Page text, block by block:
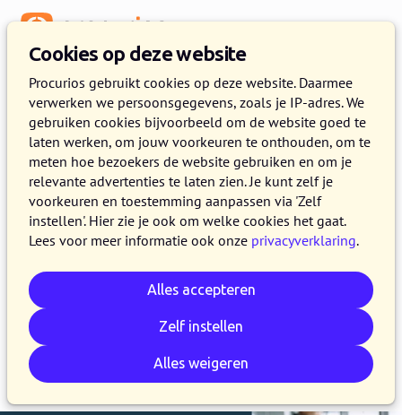
Cookies op deze website
Procurios gebruikt cookies op deze website. Daarmee
verwerken we persoonsgegevens, zoals je IP-adres. We
gebruiken cookies bijvoorbeeld om de website goed te
laten werken, om jouw voorkeuren te onthouden, om te
meten hoe bezoekers de website gebruiken en om je
relevante advertenties te laten zien. Je kunt zelf je
voorkeuren en toestemming aanpassen via 'Zelf
instellen'. Hier zie je ook om welke cookies het gaat.
Lees voor meer informatie ook onze privacyverklaring.
Alles accepteren
Zelf instellen
Alles weigeren
Release 2021.04
25 MAART 2021 3 MINUTEN LEZEN
Vanaf woensdag 31 maart 2021 maken alle
klanten op de productieversie van ons
Procurios Platform gebruik van release 2021.04.
In dit blog een overzicht van de wijzigingen die
doorgevoerd zijn. Kijk voor meer informatie
over de verschillende versies van ons platform
op de
release pagina.
Kopieer link